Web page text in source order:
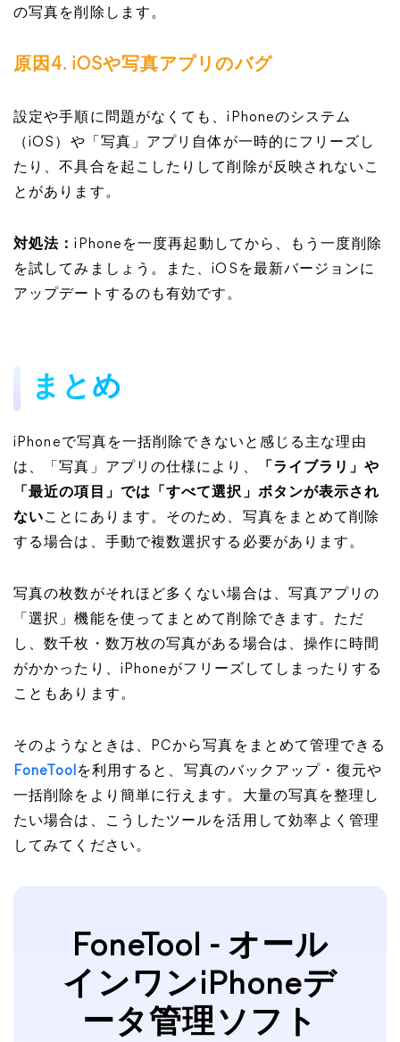
の写真を削除します。
原因4. iOSや写真アプリのバグ
設定や手順に問題がなくても、iPhoneのシステム
（iOS）や「写真」アプリ自体が一時的にフリーズし
たり、不具合を起こしたりして削除が反映されないこ
とがあります。
対処法：iPhoneを一度再起動してから、もう一度削除
を試してみましょう。また、iOSを最新バージョンに
アップデートするのも有効です。
まとめ
iPhoneで写真を一括削除できないと感じる主な理由
は、「写真」アプリの仕様により、
「ライブラリ」や
「最近の項目」では「すべて選択」ボタンが表示され
ないことにあります。そのため、写真をまとめて削除
する場合は、手動で複数選択する必要があります。
写真の枚数がそれほど多くない場合は、写真アプリの
「選択」機能を使ってまとめて削除できます。ただ
し、数千枚・数万枚の写真がある場合は、操作に時間
がかかったり、iPhoneがフリーズしてしまったりする
こともあります。
そのようなときは、PCから写真をまとめて管理できる
FoneTool を利用すると、写真のバックアップ・復元や
一括削除をより簡単に行えます。大量の写真を整理し
たい場合は、こうしたツールを活用して効率よく管理
してみてください。
FoneTool - オール
インワンiPhoneデ
ータ管理ソフト